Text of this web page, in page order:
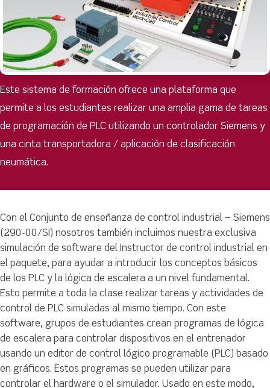
Este sistema de formación ofrece una plataforma que
permite a los estudiantes realizar una amplia gama de tareas
de programación de PLC utilizando un controlador Siemens y
una cinta transportadora / aplicación de clasificación
neumática.
Con el Conjunto de enseñanza de control industrial – Siemens
(290-00/SI) nosotros también incluimos nuestra exclusiva
simulación de software del Instructor de control industrial en
el paquete, para ayudar a introducir los conceptos básicos
de los PLC y la lógica de escalera a un nivel fundamental.
Esto permite a toda la clase realizar tareas y actividades de
control de PLC simuladas al mismo tiempo. Con este
software, grupos de estudiantes crean programas de lógica
de escalera para controlar dispositivos en el entrenador
usando un editor de control lógico programable (PLC) basado
en gráficos. Estos programas se pueden utilizar para
controlar el hardware o el simulador. Usado en este modo,